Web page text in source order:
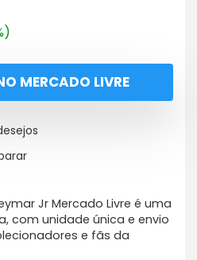
MERCADO LIVRE
Jr Mercado Livre é uma
com unidade única e envio
e fãs da